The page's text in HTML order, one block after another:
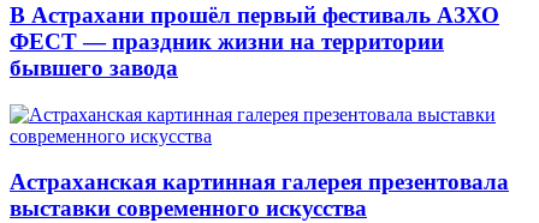
В Астрахани прошёл первый фестиваль АЗХО
ФЕСТ — праздник жизни на территории
бывшего завода
Астраханская картинная галерея презентовала
выставки современного искусства